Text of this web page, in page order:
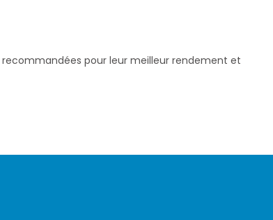
pour leur meilleur rendement et